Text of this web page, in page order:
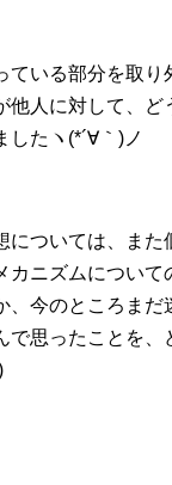
ている部分を取り
他人に対して、ど
たヽ(*´∀｀)ノ
については、また
カニズムについて
、今のところまだ
で思ったことを、